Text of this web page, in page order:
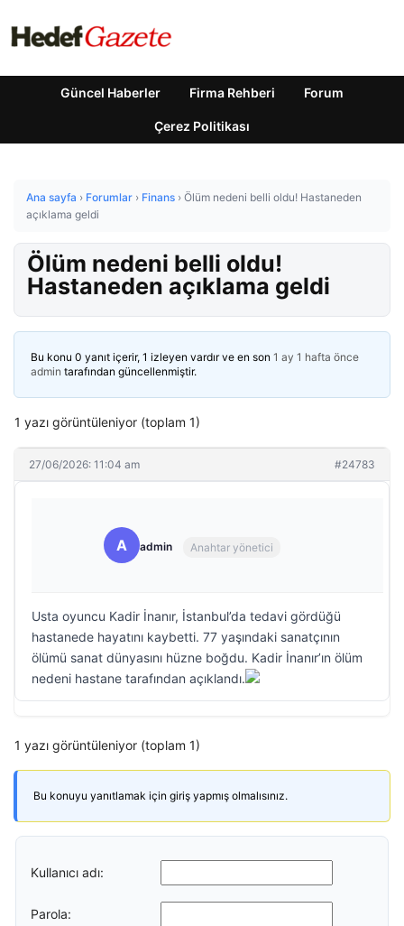
Güncel Haberler Firma Rehberi Forum
Çerez Politikası
Ana sayfa › Forumlar › Finans › Ölüm nedeni belli oldu! Hastaneden
açıklama geldi
Ölüm nedeni belli oldu!
Hastaneden açıklama geldi
Bu konu 0 yanıt içerir, 1 izleyen vardır ve en son 1 ay 1 hafta önce
admin tarafından güncellenmiştir.
1 yazı görüntüleniyor (toplam 1)
27/06/2026: 11:04 am #24783
A admin Anahtar yönetici
Usta oyuncu Kadir İnanır, İstanbul’da tedavi gördüğü
hastanede hayatını kaybetti. 77 yaşındaki sanatçının
ölümü sanat dünyasını hüzne boğdu. Kadir İnanır’ın ölüm
nedeni hastane tarafından açıklandı.
1 yazı görüntüleniyor (toplam 1)
Bu konuyu yanıtlamak için giriş yapmış olmalısınız.
Kullanıcı adı:
Parola: